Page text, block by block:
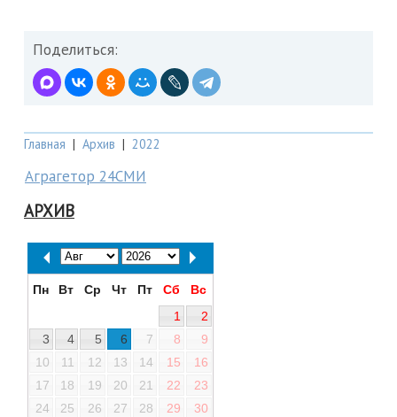
Поделиться:
Главная | Архив | 2022
Аграгетор 24СМИ
АРХИВ
Пн Вт Ср Чт Пт Сб
Вс
1
2
3
4 5 6 7 8
9
10
11 12 13 14 15
16
17
18 19 20 21 22
23
24
25 26 27 28 29
30